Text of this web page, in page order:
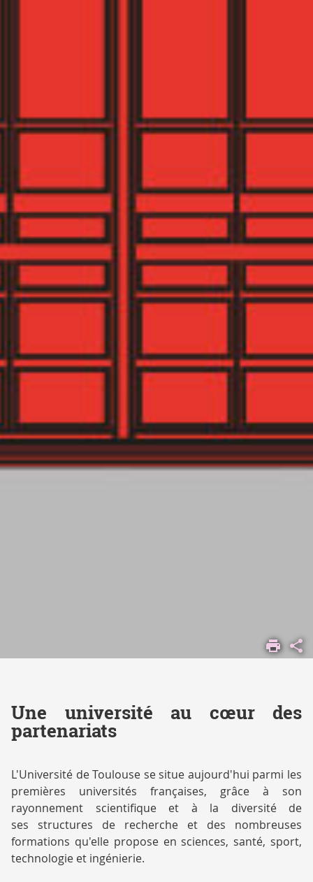
ENTREPRISE
Une université au cœur des
partenariats
L'Université de Toulouse se situe aujourd'hui parmi les
premières universités françaises, grâce à son
rayonnement scientifique et à la diversité de
ses structures de recherche et des nombreuses
formations qu'elle propose en sciences, santé, sport,
technologie et ingénierie.